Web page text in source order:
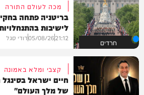
חרדים
מכה לעולם התורה
בריטניה פתחה
לישיבות
21:12
05/08/26דודי סגל
קצבי ומלא באמונה
חיים ישראל
של מלך העולם"